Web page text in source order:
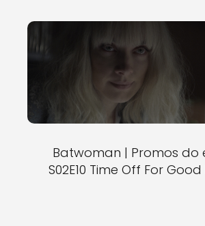
Batwoman | Promos do
S02E10 Time Off For